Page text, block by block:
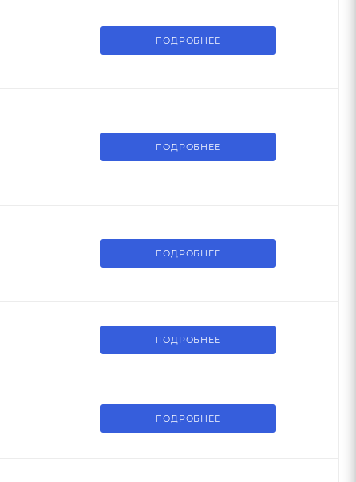
ПОДРОБНЕЕ
ПОДРОБНЕЕ
ПОДРОБНЕЕ
ПОДРОБНЕЕ
ПОДРОБНЕЕ